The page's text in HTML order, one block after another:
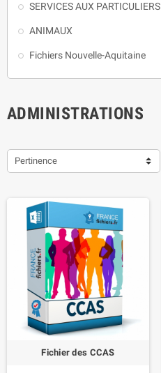
SERVICES AUX PARTICULIERS
ANIMAUX
Fichiers Nouvelle-Aquitaine
ADMINISTRATIONS
Pertinence
Fichier des CCAS